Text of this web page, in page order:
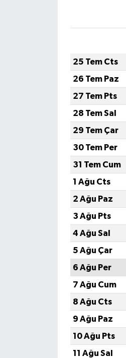
25 Tem Cts
26 Tem Paz
27 Tem Pts
28 Tem Sal
29 Tem Çar
30 Tem Per
31 Tem Cum
1 Ağu Cts
2 Ağu Paz
3 Ağu Pts
4 Ağu Sal
5 Ağu Çar
6 Ağu Per
7 Ağu Cum
8 Ağu Cts
9 Ağu Paz
10 Ağu Pts
11 Ağu Sal